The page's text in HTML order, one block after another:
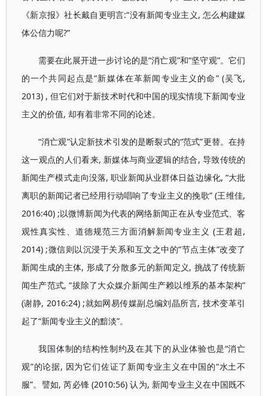
《新京报》社长戴自更明言:“没有新闻专业主义, 怎么构建媒
体公信力呢?”
需要在此展开进一步讨论的是“消亡观”和“坚守观”。它们
的一个共同起点是“新媒体在革新闻专业主义的命” (吴飞,
2013) , 但它们对于新技术时代和中国的现实情境下新闻专业
主义的价值, 却有着非常不同的论述。
“消亡观”认定新技术引发的是断裂式的“范式”更替。在持
这一观点的人们看来, 新媒体与商业逻辑的结合, 导致传统的
新闻生产模式走向没落, 职业新闻从业群体日益边缘化, “大批
离职的新闻记者已经用行动唱响了专业主义的挽歌” (王维佳,
2016:40) ;以微博新闻为代表的网络新闻正在从专业范式、客
观性真实性、道德规范三方面消解新闻专业主义 (王君超,
2014) ;微信则以沉浸于关系和互文之中的“节点主体”改变了
新闻生成的主体, 形成了分散多元的新闻定义, 挑战了传统新
闻生产范式, “拔除了大众媒介新闻生产赖以维系的基本架构”
(谢静, 2016:24) ;就如网易传媒副总编刘晶所言, 技术变革引
起了“新闻专业主义的黯淡”。
我国体制的结构性制约及在其下的从业体验也是“消亡
观”的论据, 因为它们佐证了新闻专业主义在中国的“水土不
服”。譬如, 芮必锋 (2010:56) 认为, 新闻专业主义在中国既不